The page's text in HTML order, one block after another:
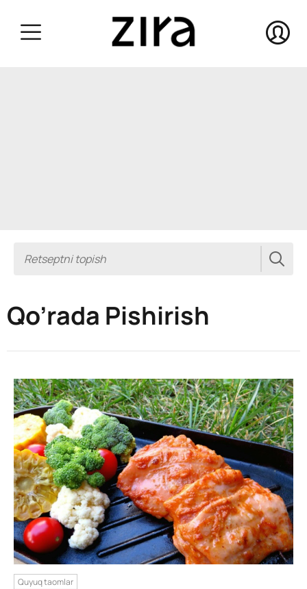
Qo’rada Pishirish
Quyuq taomlar